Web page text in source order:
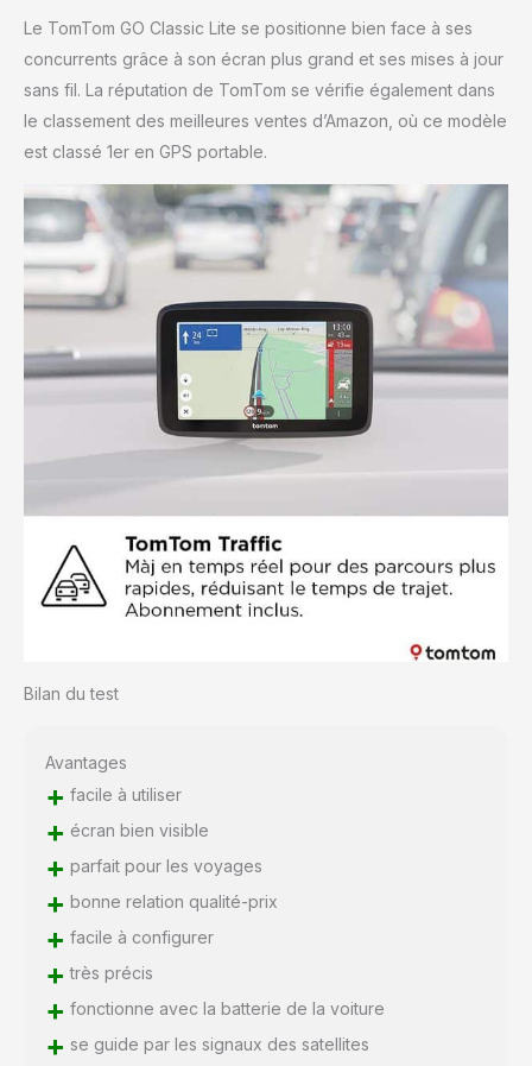
Le TomTom GO Classic Lite se positionne bien face à ses
concurrents grâce à son écran plus grand et ses mises à jour
sans fil. La réputation de TomTom se vérifie également dans
le classement des meilleures ventes d’Amazon, où ce modèle
est classé 1er en GPS portable.
Bilan du test
Avantages
+ facile à utiliser
+ écran bien visible
+ parfait pour les voyages
+ bonne relation qualité-prix
+ facile à configurer
+ très précis
+ fonctionne avec la batterie de la voiture
+ se guide par les signaux des satellites